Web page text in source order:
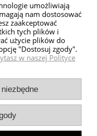
umożliwiają
nam dostosować
zaakceptować
tych plików i
użycie plików do
"Dostosuj zgody".
w naszej Polityce